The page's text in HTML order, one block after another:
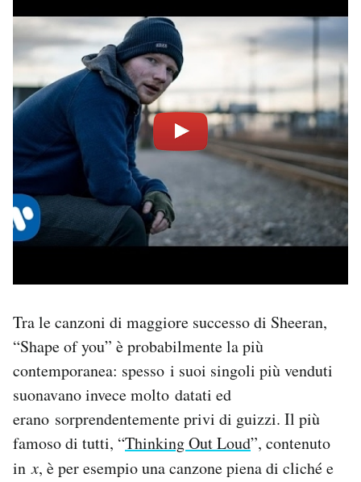
Tra le canzoni di maggiore successo di Sheeran,
“Shape of you” è probabilmente la più
contemporanea: spesso i suoi singoli più venduti
suonavano invece molto datati ed
erano sorprendentemente privi di guizzi. Il più
famoso di tutti, “Thinking Out Loud”, contenuto
inx, è per esempio una canzone piena di cliché e